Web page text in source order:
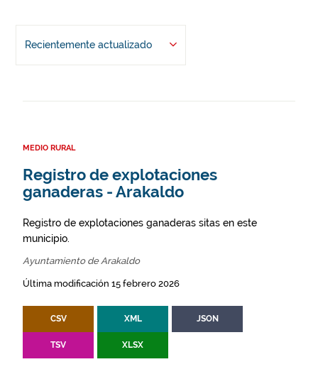
Recientemente actualizado
MEDIO RURAL
Registro de explotaciones
ganaderas - Arakaldo
Registro de explotaciones ganaderas sitas en este
municipio.
Ayuntamiento de Arakaldo
Última modificación 15 febrero 2026
CSV XML JSON
TSV XLSX